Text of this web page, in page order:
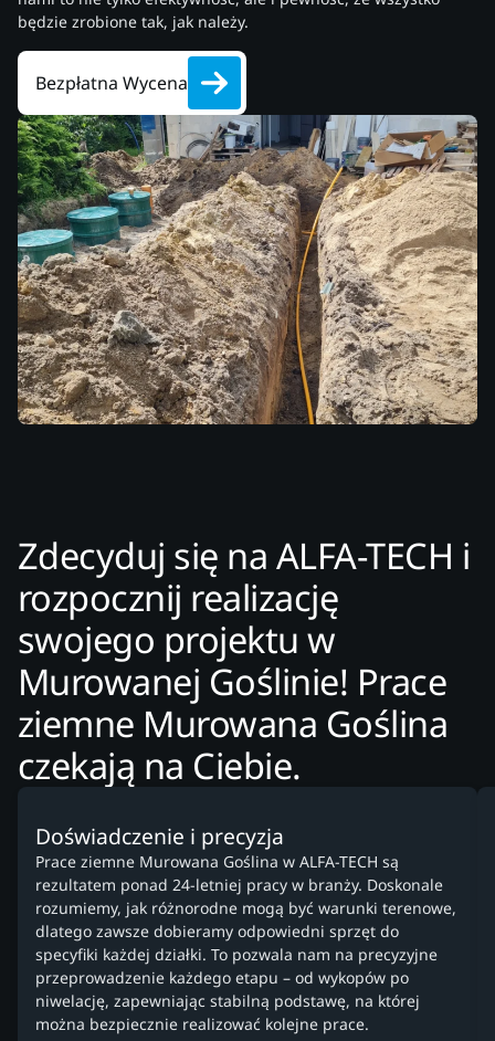
będzie zrobione tak, jak należy.
Bezpłatna Wycena
Zdecyduj się na ALFA-TECH i
rozpocznij realizację
swojego projektu w
Murowanej Goślinie! Prace
ziemne Murowana Goślina
czekają na Ciebie.
Doświadczenie i precyzja
Prace ziemne Murowana Goślina w ALFA-TECH są
rezultatem ponad 24-letniej pracy w branży. Doskonale
rozumiemy, jak różnorodne mogą być warunki terenowe,
dlatego zawsze dobieramy odpowiedni sprzęt do
specyfiki każdej działki. To pozwala nam na precyzyjne
przeprowadzenie każdego etapu – od wykopów po
niwelację, zapewniając stabilną podstawę, na której
można bezpiecznie realizować kolejne prace.